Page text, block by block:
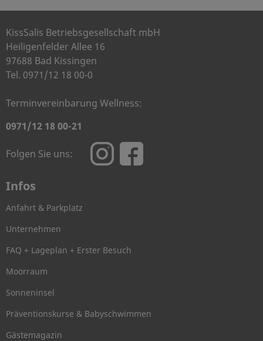
KissSalis Betriebsgesellschaft mbH
Heiligenfelder Allee 16
97688 Bad Kissingen
Tel. 0971/12 18 00-0
Terminvereinbarung Wellness:
0971/12 18 00-21
Folgen Sie uns:
Infos
Anfahrt & Parkplatz
Unternehmen
FAQ + Lageplan + Erster Besuch
Moorraum
Sonneninsel
Präventionskurse & Babyschwimmen
Gästemagazin